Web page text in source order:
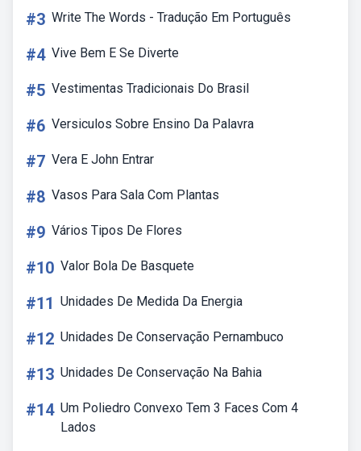
#3 Write The Words - Tradução Em Português
#4 Vive Bem E Se Diverte
#5 Vestimentas Tradicionais Do Brasil
#6 Versiculos Sobre Ensino Da Palavra
#7 Vera E John Entrar
#8 Vasos Para Sala Com Plantas
#9 Vários Tipos De Flores
#10 Valor Bola De Basquete
#11 Unidades De Medida Da Energia
#12 Unidades De Conservação Pernambuco
#13 Unidades De Conservação Na Bahia
#14 Um Poliedro Convexo Tem 3 Faces Com 4
Lados